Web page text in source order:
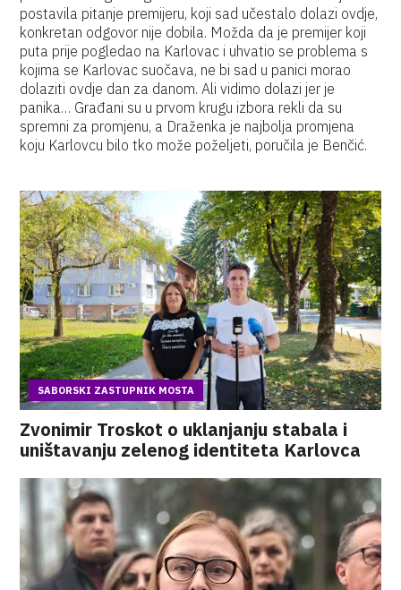
postavila pitanje premijeru, koji sad učestalo dolazi ovdje,
konkretan odgovor nije dobila. Možda da je premijer koji
puta prije pogledao na Karlovac i uhvatio se problema s
kojima se Karlovac suočava, ne bi sad u panici morao
dolaziti ovdje dan za danom. Ali vidimo dolazi jer je
panika… Građani su u prvom krugu izbora rekli da su
spremni za promjenu, a Draženka je najbolja promjena
koju Karlovcu bilo tko može poželjeti, poručila je Benčić.
SABORSKI ZASTUPNIK MOSTA
Zvonimir Troskot o uklanjanju stabala i
uništavanju zelenog identiteta Karlovca